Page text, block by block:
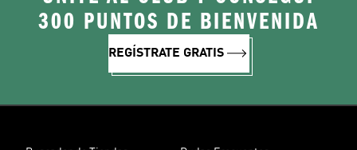
300 PUNTOS DE BIENVENIDA
REGÍSTRATE GRATIS